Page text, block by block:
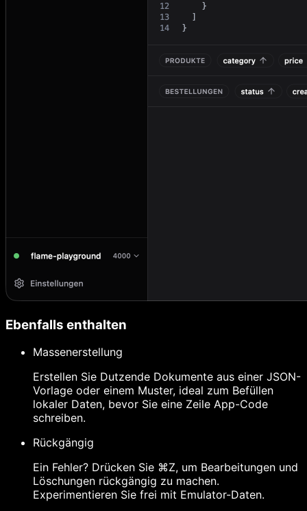
Ebenfalls enthalten
Massenerstellung
Erstellen Sie Dutzende Dokumente aus einer JSON-
Vorlage oder einem Muster, ideal zum Befüllen
lokaler Daten, bevor Sie eine Zeile App-Code
schreiben.
Rückgängig
Ein Fehler? Drücken Sie ⌘Z, um Bearbeitungen und
Löschungen rückgängig zu machen.
Experimentieren Sie frei mit Emulator-Daten.